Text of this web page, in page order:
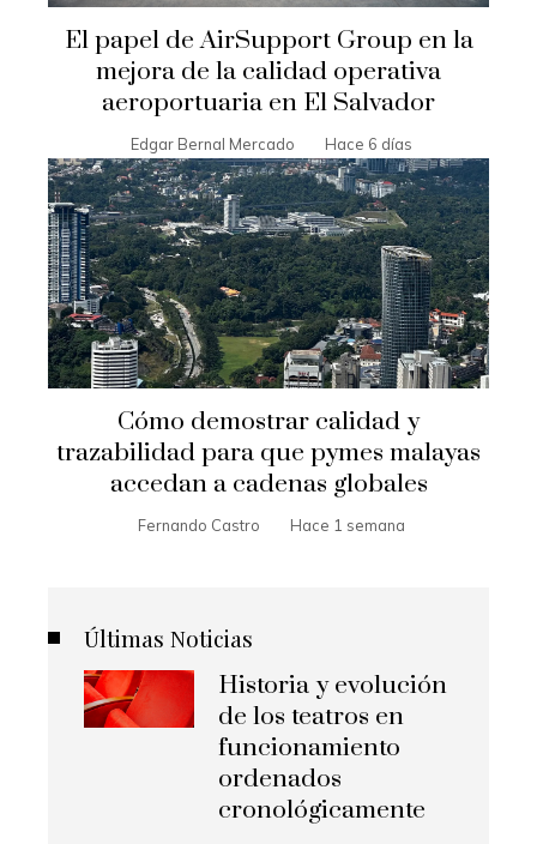
El papel de AirSupport Group en la
mejora de la calidad operativa
aeroportuaria en El Salvador
Edgar Bernal Mercado Hace 6 días
Cómo demostrar calidad y
trazabilidad para que pymes malayas
accedan a cadenas globales
Fernando Castro Hace 1 semana
Últimas Noticias
Historia y evolución
de los teatros en
funcionamiento
ordenados
cronológicamente